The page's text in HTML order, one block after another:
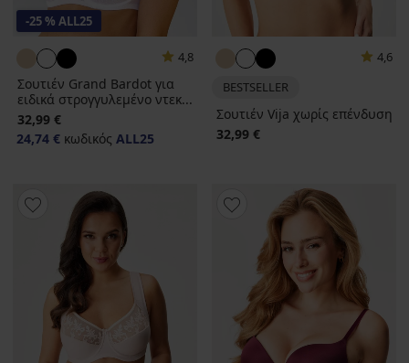
-25 % ALL25
4,8
Σουτιέν Grand Bardot για
ειδικά στρογγυλεμένο ντεκ...
32,99 €
24,74 € κωδικός ALL25
4,6
BESTSELLER
Σουτιέν Vija χωρίς επένδυση
32,99 €